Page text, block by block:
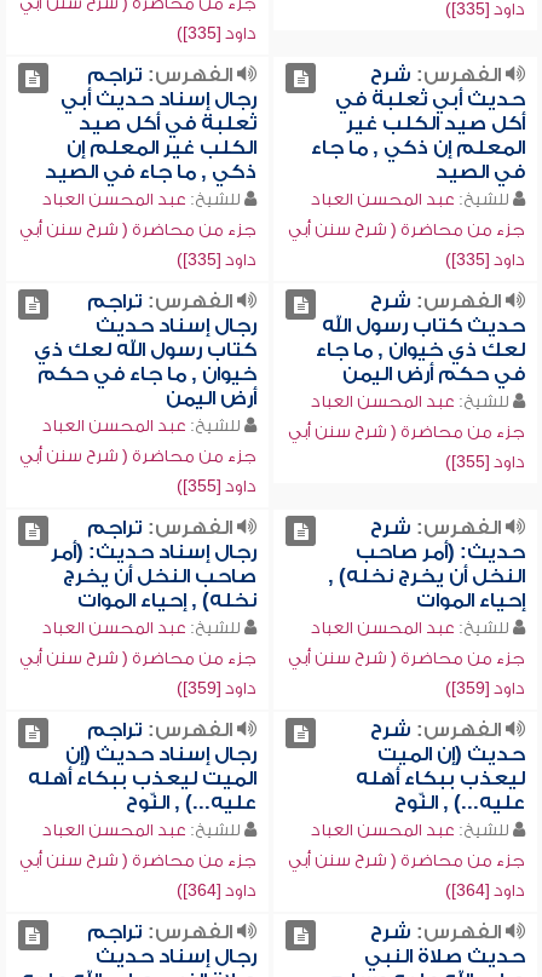
داود [335])
داود [335])
الفهرس: شرح
حديث أبي ثعلبة في
أكل صيد الكلب غير
المعلم إن ذكي , ما جاء
في الصيد
للشيخ: عبد المحسن العباد
جزء من محاضرة ( شرح سنن أبي
داود [335])
الفهرس: تراجم
رجال إسناد حديث أبي
ثعلبة في أكل صيد
الكلب غير المعلم إن
ذكي , ما جاء في الصيد
للشيخ: عبد المحسن العباد
جزء من محاضرة ( شرح سنن أبي
داود [335])
الفهرس: شرح
حديث كتاب رسول الله
لعك ذي خيوان , ما جاء
في حكم أرض اليمن
للشيخ: عبد المحسن العباد
جزء من محاضرة ( شرح سنن أبي
داود [355])
الفهرس: تراجم
رجال إسناد حديث
كتاب رسول الله لعك ذي
خيوان , ما جاء في حكم
أرض اليمن
للشيخ: عبد المحسن العباد
جزء من محاضرة ( شرح سنن أبي
داود [355])
الفهرس: شرح
حديث: (أمر صاحب
النخل أن يخرج نخله) ,
إحياء الموات
للشيخ: عبد المحسن العباد
جزء من محاضرة ( شرح سنن أبي
داود [359])
الفهرس: تراجم
رجال إسناد حديث: (أمر
صاحب النخل أن يخرج
نخله) , إحياء الموات
للشيخ: عبد المحسن العباد
جزء من محاضرة ( شرح سنن أبي
داود [359])
الفهرس: شرح
حديث (إن الميت
ليعذب ببكاء أهله
عليه...) , النّوح
للشيخ: عبد المحسن العباد
جزء من محاضرة ( شرح سنن أبي
داود [364])
الفهرس: تراجم
رجال إسناد حديث (إن
الميت ليعذب ببكاء أهله
عليه...) , النّوح
للشيخ: عبد المحسن العباد
جزء من محاضرة ( شرح سنن أبي
داود [364])
الفهرس: شرح
حديث صلاة النبي
الفهرس: تراجم
رجال إسناد حديث